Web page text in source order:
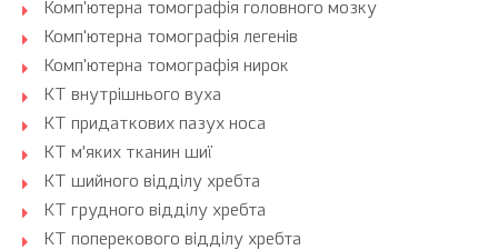
Комп'ютерна томографія головного мозку
Комп'ютерна томографія легенів
Комп'ютерна томографія нирок
КТ внутрішнього вуха
КТ придаткових пазух носа
КТ м’яких тканин шиї
КТ шийного відділу хребта
КТ грудного відділу хребта
КТ поперекового відділу хребта